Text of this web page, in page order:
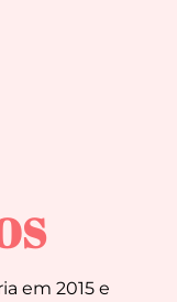
em 2015 e